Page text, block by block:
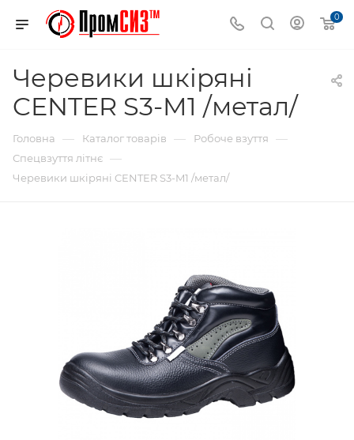
0
Черевики шкіряні
CENTER S3-M1 /метал/
Головна — Каталог товарів — Робоче взуття —
Спецвзуття літнє —
Черевики шкіряні CENTER S3-M1 /метал/